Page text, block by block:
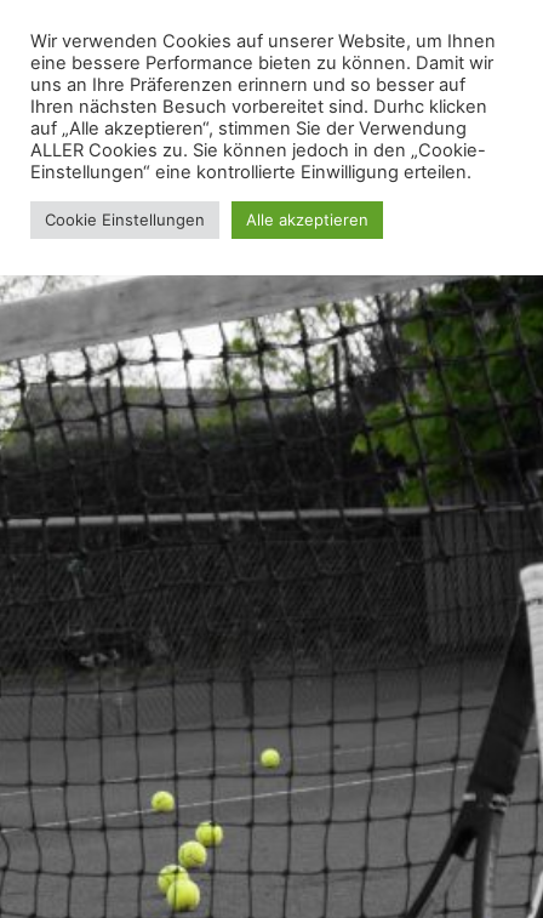
Wir verwenden Cookies auf unserer Website, um Ihnen
eine bessere Performance bieten zu können. Damit wir
uns an Ihre Präferenzen erinnern und so besser auf
Ihren nächsten Besuch vorbereitet sind. Durhc klicken
auf „Alle akzeptieren“, stimmen Sie der Verwendung
ALLER Cookies zu. Sie können jedoch in den „Cookie-
Einstellungen“ eine kontrollierte Einwilligung erteilen.
Cookie Einstellungen Alle akzeptieren